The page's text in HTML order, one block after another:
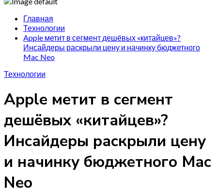
Главная
Технологии
Apple метит в сегмент дешёвых «китайцев»?
Инсайдеры раскрыли цену и начинку бюджетного
Mac Neo
Технологии
Apple метит в сегмент
дешёвых «китайцев»?
Инсайдеры раскрыли цену
и начинку бюджетного Mac
Neo